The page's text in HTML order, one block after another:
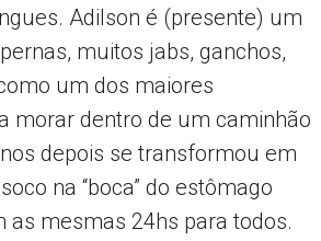
Adilson é (presente) um
muitos jabs, ganchos,
um dos maiores
morar dentro de um caminhão
depois se transformou em
na “boca” do estômago
mesmas 24hs para todos.